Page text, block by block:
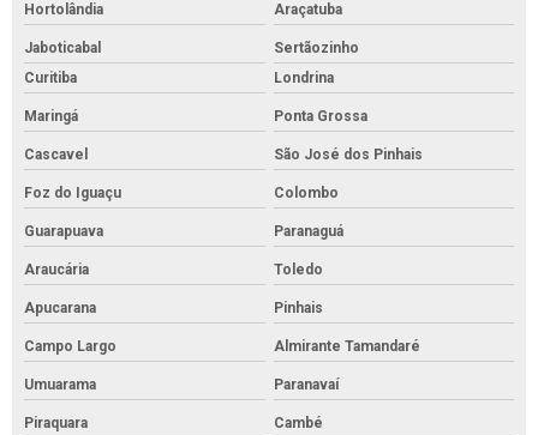
Hortolândia Araçatuba
Jaboticabal
Sertãozinho
Curitiba
Londrina
Maringá Ponta Grossa
Cascavel São José dos Pinhais
Foz do Iguaçu Colombo
Guarapuava Paranaguá
Araucária Toledo
Apucarana Pinhais
Campo Largo Almirante Tamandaré
Umuarama Paranavaí
Piraquara Cambé